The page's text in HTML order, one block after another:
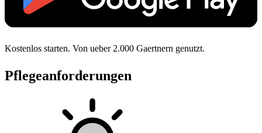
Kostenlos starten. Von ueber 2.000 Gaertnern genutzt.
Pflegeanforderungen